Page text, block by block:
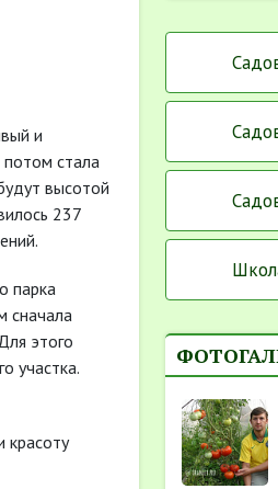
и
потом стала
высотой
237
парка
сначала
этого
участка.
красоту